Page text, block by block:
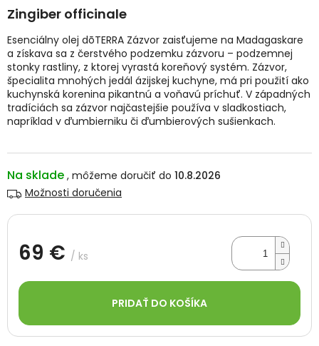
Na sklade
10.8.2026
Možnosti doručenia
69 € / ks
cena:
PRIDAŤ DO KOŠÍKA
Zingiber officinale
Esenciálny olej dōTERRA Zázvor zaisťujeme na Madagaskare
a získava sa z čerstvého podzemku zázvoru – podzemnej
stonky rastliny, z ktorej vyrastá koreňový systém. Zázvor,
špecialita mnohých jedál ázijskej kuchyne, má pri použití ako
kuchynská korenina pikantnú a voňavú príchuť. V západných
tradíciách sa zázvor najčastejšie používa v sladkostiach,
napríklad v ďumbierniku či ďumbierových sušienkach.
z
5
hviezdičiek.